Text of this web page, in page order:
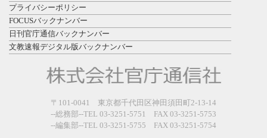
2026年7月27
日更新
政経学部の
来春開設決
定を祝...
プライバシーポリシー
FOCUSバックナンバー
日刊官庁通信バックナンバー
文教速報デジタル版バックナンバー
〒101-0041 東京都千代田区神田須田町2-13-14
--総務部--TEL 03-3251-5751 FAX 03-3251-5753
--編集部--TEL 03-3251-5755 FAX 03-3251-5754